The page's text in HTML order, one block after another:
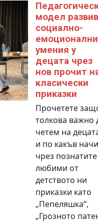
модел
социално-
умения у
децата чрез
нов прочит
класически
приказки
Прочетете
толкова важно
четем на
и по какъв
чрез
любими от
детството ни
приказки като
„Пепеляшка“,
„Грозното